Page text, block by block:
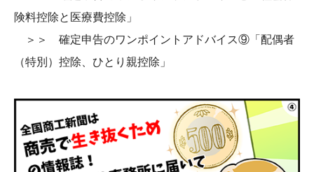
険料控除と医療費控除」
＞＞ 確定申告のワンポイントアドバイス⑨「配偶者
（特別）控除、ひとり親控除」